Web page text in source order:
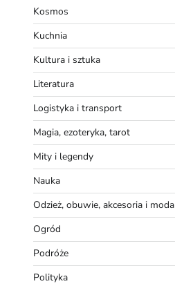
Kosmos
Kuchnia
Kultura i sztuka
Literatura
Logistyka i transport
Magia, ezoteryka, tarot
Mity i legendy
Nauka
Odzież, obuwie, akcesoria i moda
Ogród
Podróże
Polityka